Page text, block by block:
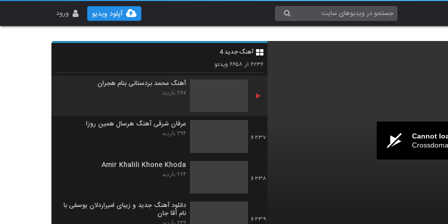
ورود آپلود ویدیو
Cannot
آهنگ جدید 4
۶۲۳۶از ۶۶۵۸ویدئو
امیر اسماعیلی زاده
6235
دانلود آهنگ سقا از فرشید هلالی
آهنگ محمد بردستانی بنام هجران
۲۸۷ بازدید
6237
عرفان شرقی آهنگ هرسال همین روزا
۲۹۴ بازدید
6238
Amir Khalili Khone Khoda
۲۶۴ بازدید
6239
دانلود آهنگ جدید و زیبای امیراردلان یوسفی با
نام آقا جان